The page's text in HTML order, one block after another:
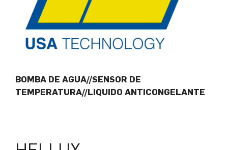
BOMBA DE AGUA//SENSOR DE
TEMPERATURA//LIQUIDO ANTICONGELANTE